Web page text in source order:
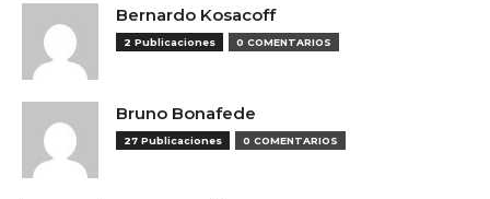
Bernardo Kosacoff
2 Publicaciones 0 COMENTARIOS
Bruno Bonafede
27 Publicaciones 0 COMENTARIOS